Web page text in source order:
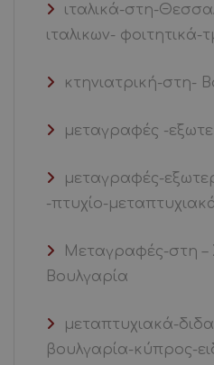
ιταλικά-στη-
ιταλικων- φοιτητικά-
κτηνιατρική-στη-
μεταγραφές -
μεταγραφές-
-πτυχίο-
Μεταγραφές-στη –
Βουλγαρία
μεταπτυχιακά-
βουλγαρία-κύπρος-